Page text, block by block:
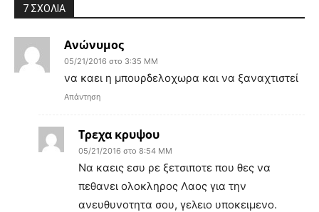
7 ΣΧΟΛΙΑ
Ανώνυμος
05/21/2016 στο 3:35 ΜΜ
να καει η μπουρδελοχωρα και να ξαναχτιστεί
Απάντηση
Τρεχα κρυψου
05/21/2016 στο 8:54 ΜΜ
Να καεις εσυ ρε ξετσιποτε που θες να
πεθανει ολοκληρος Λαος για την
ανευθυνοτητα σου, γελειο υποκειμενο.